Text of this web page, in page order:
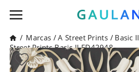
/ Marcas /A Street Prints / Basic II
Street Prints Basic II FD42948